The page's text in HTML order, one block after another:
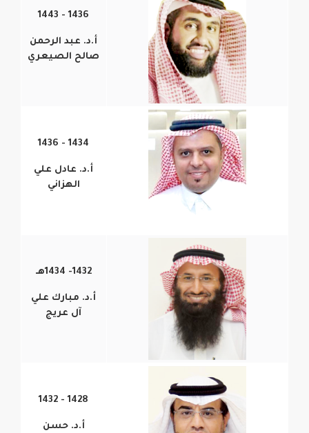
1436 - 1443
أ.د. عبد الرحمن
صالح الصيعري
1434 - 1436
أ.د. عادل علي
الهزاني
1432- 1434هـ
أ.د. مبارك علي
آل عريج
1428 - 1432
أ.د. حسن